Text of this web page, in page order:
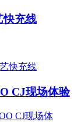
快充线
CJ现场体验